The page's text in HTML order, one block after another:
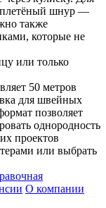
плетёный шнур —
также
которые не
или только
50 метров
для швейных
позволяет
однородность
проектов
или выбрать
О компании